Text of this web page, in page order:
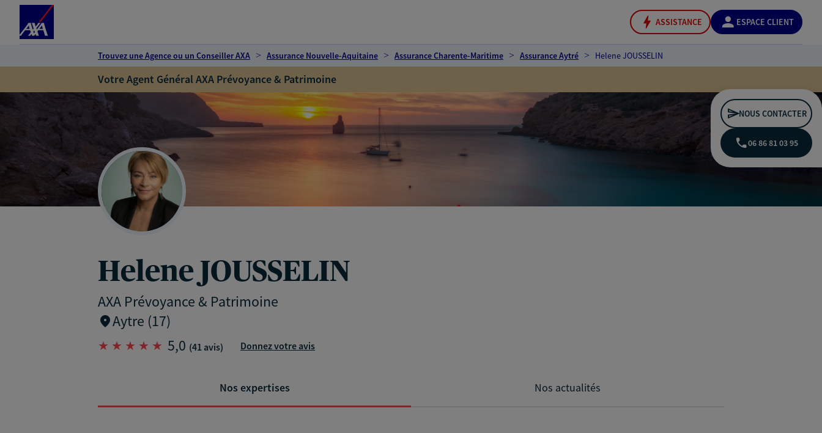
ASSISTANCE ESPACE CLIENT
Trouvez une Agence ou un Conseiller AXA Assurance Nouvelle-Aquitaine Assurance Charente-Maritime Assurance Aytré Helene JOUSSELIN
Votre Agent Général AXA Prévoyance & Patrimoine
Helene JOUSSELIN
AXA Prévoyance & Patrimoine
Aytre (17)
5,0 (41 avis) Donnez votre avis
NOUS CONTACTER
06 86 81 03 95
Nos expertises Nos actualités